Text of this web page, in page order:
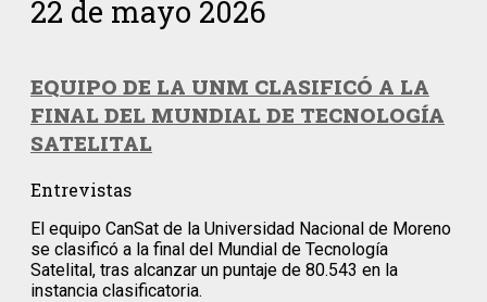
22 de mayo 2026
EQUIPO DE LA UNM CLASIFICÓ A LA
FINAL DEL MUNDIAL DE TECNOLOGÍA
SATELITAL
Entrevistas
El equipo CanSat de la Universidad Nacional de Moreno
se clasificó a la final del Mundial de Tecnología
Satelital, tras alcanzar un puntaje de 80.543 en la
instancia clasificatoria.